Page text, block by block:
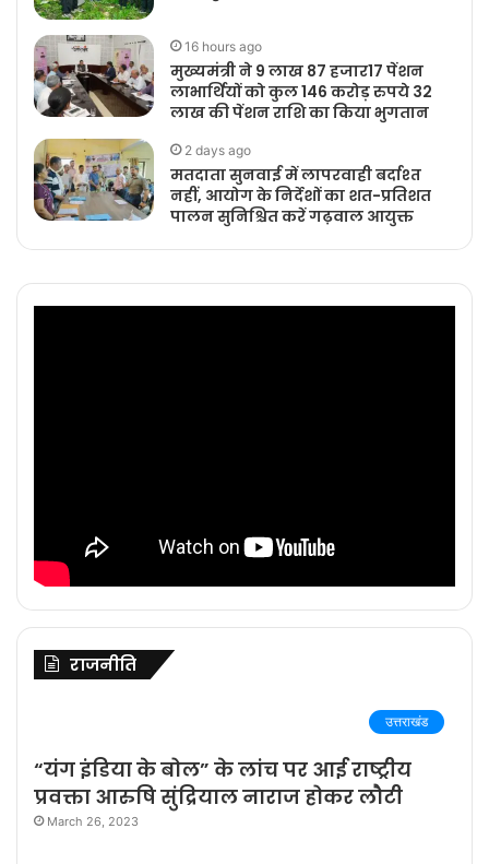
16 hours ago
मुख्यमंत्री ने 9 लाख 87 हजार17 पेंशन
लाभार्थियों को कुल 146 करोड़ रुपये 32
लाख की पेंशन राशि का किया भुगतान
2 days ago
मतदाता सुनवाई में लापरवाही बर्दाश्त
नहीं, आयोग के निर्देशों का शत-प्रतिशत
पालन सुनिश्चित करें गढ़वाल आयुक्त
राजनीति
उत्तराखंड
“यंग इंडिया के बोल” के लांच पर आई राष्ट्रीय
प्रवक्ता आरुषि सुंद्रियाल नाराज होकर लौटी
March 26, 2023